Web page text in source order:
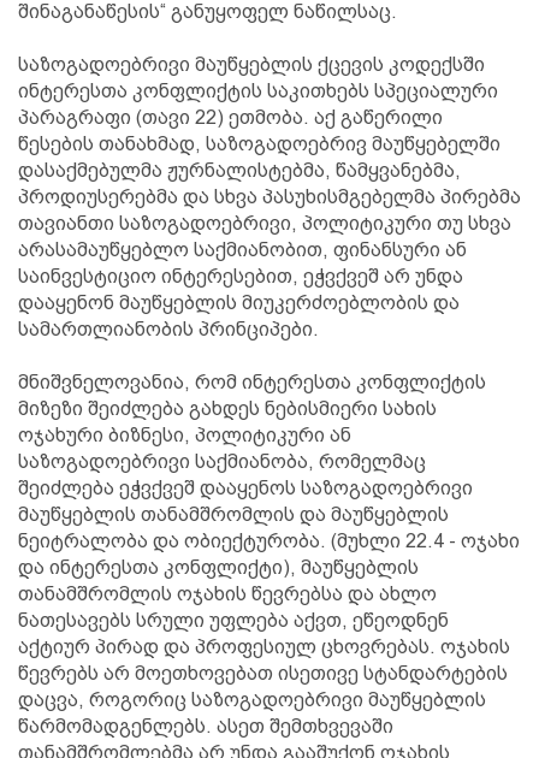
შინაგანაწესის“ განუყოფელ ნაწილსაც.
საზოგადოებრივი მაუწყებლის ქცევის კოდექსში
ინტერესთა კონფლიქტის საკითხებს სპეციალური
პარაგრაფი (თავი 22) ეთმობა. აქ გაწერილი
წესების თანახმად, საზოგადოებრივ მაუწყებელში
დასაქმებულმა ჟურნალისტებმა, წამყვანებმა,
პროდიუსერებმა და სხვა პასუხისმგებელმა პირებმა
თავიანთი საზოგადოებრივი, პოლიტიკური თუ სხვა
არასამაუწყებლო საქმიანობით, ფინანსური ან
საინვესტიციო ინტერესებით, ეჭვქვეშ არ უნდა
დააყენონ მაუწყებლის მიუკერძოებლობის და
სამართლიანობის პრინციპები.
მნიშვნელოვანია, რომ ინტერესთა კონფლიქტის
მიზეზი შეიძლება გახდეს ნებისმიერი სახის
ოჯახური ბიზნესი, პოლიტიკური ან
საზოგადოებრივი საქმიანობა, რომელმაც
შეიძლება ეჭვქვეშ დააყენოს საზოგადოებრივი
მაუწყებლის თანამშრომლის და მაუწყებლის
ნეიტრალობა და ობიექტურობა. (მუხლი 22.4 - ოჯახი
და ინტერესთა კონფლიქტი), მაუწყებლის
თანამშრომლის ოჯახის წევრებსა და ახლო
ნათესავებს სრული უფლება აქვთ, ეწეოდნენ
აქტიურ პირად და პროფესიულ ცხოვრებას. ოჯახის
წევრებს არ მოეთხოვებათ ისეთივე სტანდარტების
დაცვა, როგორიც საზოგადოებრივი მაუწყებლის
წარმომადგენლებს. ასეთ შემთხვევაში
თანამშრომლებმა არ უნდა გააშუქონ ოჯახის